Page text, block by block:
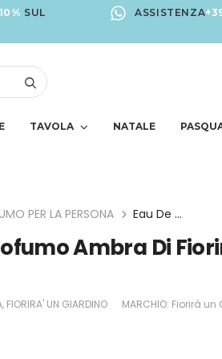
SUL
ASSISTENZA
TAVOLA NATALE
PER LA PERSONA Eau De Toilette Profumo Ambra Di Fiorirà un Giardino
Ambra Di
, FIORIRA' UN GIARDINO MARCHIO: Fiorirà un